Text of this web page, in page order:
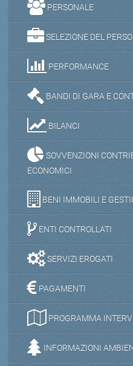
PERSONALE
SELEZIONE DEL
PERFORMANCE
BANDI DI GARA E
BILANCI
SOVVENZIONI
ECONOMICI
BENI IMMOBILI E
ENTI CONTROLLATI
SERVIZI EROGATI
PAGAMENTI
PROGRAMMA
INFORMAZIONI